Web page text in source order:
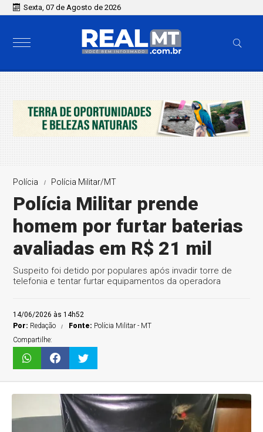
Sexta, 07 de Agosto de 2026
Polícia Polícia Militar/MT
Polícia Militar prende
homem por furtar baterias
avaliadas em R$ 21 mil
Suspeito foi detido por populares após invadir torre de
telefonia e tentar furtar equipamentos da operadora
14/06/2026 às 14h52
Por: Redação Fonte: Polícia Militar - MT
Compartilhe: